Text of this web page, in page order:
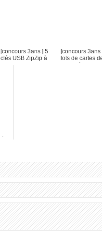
[concours 3ans ] 5
clés USB ZipZip à
gagner ! [fini]
[concours 3ans
lots de cartes